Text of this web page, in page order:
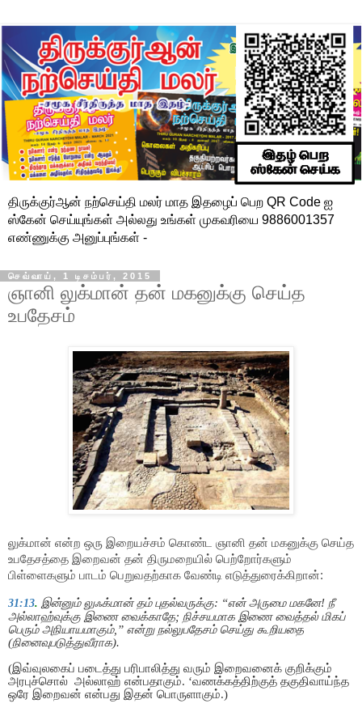
திருக்குர்ஆன் நற்செய்தி மலர் மாத இதழைப் பெற QR Code ஐ
ஸ்கேன் செய்யுங்கள் அல்லது உங்கள் முகவரியை 9886001357
எண்ணுக்கு அனுப்புங்கள் -
செவ்வாய், 1 டிசம்பர், 2015
ஞானி லுக்மான் தன் மகனுக்கு செய்த
உபதேசம்
லுக்மான் என்ற ஒரு இறையச்சம் கொண்ட ஞானி தன் மகனுக்கு செய்த
உபதேசத்தை இறைவன் தன் திருமறையில் பெற்றோர்களும்
பிள்ளைகளும் பாடம் பெறுவதற்காக வேண்டி எடுத்துரைக்கிறான்:
31:13. இன்னும் லுஃக்மான் தம் புதல்வருக்கு: “என் அருமை மகனே! நீ
அல்லாஹ்வுக்கு இணை வைக்காதே; நிச்சயமாக இணை வைத்தல் மிகப்
பெரும் அநியாயமாகும்,” என்று நல்லுபதேசம் செய்து கூறியதை
(நினைவுபடுத்துவீராக).
(இவ்வுலகைப் படைத்து பரிபாலித்து வரும் இறைவனைக் குறிக்கும்
அரபுச்சொல் அல்லாஹ் என்பதாகும். ‘வணக்கத்திற்குத் தகுதிவாய்ந்த
ஒரே இறைவன் என்பது இதன் பொருளாகும்.)